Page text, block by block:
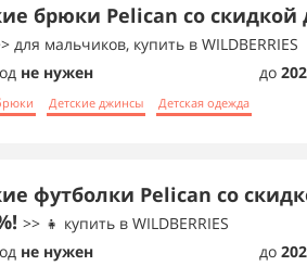
брюки Pelican со скидкой
для мальчиков, купить в WILDBERRIES
не нужен до
Детские джинсы Детская одежда
футболки Pelican со
>> 👧 купить в WILDBERRIES
не нужен до